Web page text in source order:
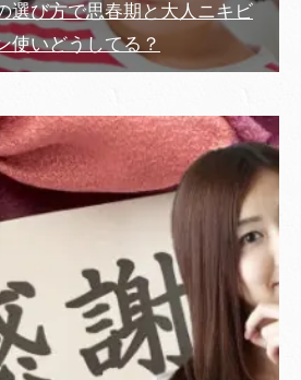
選び方で思春期と大人ニキビ
使いどうしてる？